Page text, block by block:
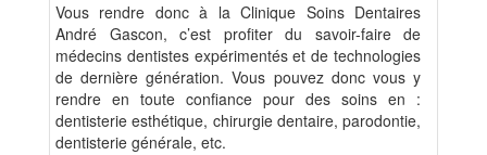
Vous rendre donc à la Clinique Soins Dentaires
André Gascon, c’est profiter du savoir-faire de
médecins dentistes expérimentés et de technologies
de dernière génération. Vous pouvez donc vous y
rendre en toute confiance pour des soins en :
dentisterie esthétique, chirurgie dentaire, parodontie,
dentisterie générale, etc.